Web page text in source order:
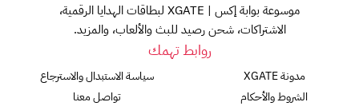
موسوعة بوابة إكس | XGATE لبطاقات الهدايا الرقمية،
الاشتراكات، شحن رصيد للبث والألعاب، والمزيد.
روابط تهمك
مدونة XGATE
الشروط والأحكام
سياسة الاستبدال والاسترجاع
تواصل معنا